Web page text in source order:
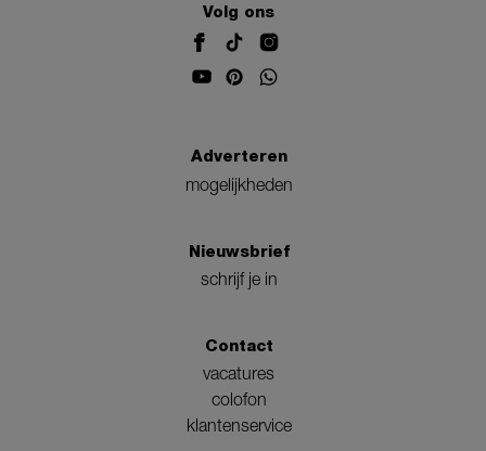
Volg ons
Adverteren
mogelijkheden
Nieuwsbrief
schrijf je in
Contact
vacatures
colofon
klantenservice